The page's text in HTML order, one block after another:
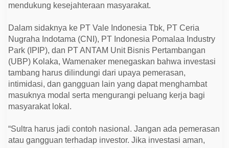
G
n
g
g
u
I
n
v
e
s
t
o
e
g
a
mendukung kesejahteraan masyarakat.
Dalam sidaknya ke PT Vale Indonesia Tbk, PT Ceria
Nugraha Indotama (CNI), PT Indonesia Pomalaa Industry
Park (IPIP), dan PT ANTAM Unit Bisnis Pertambangan
(UBP) Kolaka, Wamenaker menegaskan bahwa investasi
tambang harus dilindungi dari upaya pemerasan,
intimidasi, dan gangguan lain yang dapat menghambat
masuknya modal serta mengurangi peluang kerja bagi
masyarakat lokal.
“Sultra harus jadi contoh nasional. Jangan ada pemerasan
atau gangguan terhadap investor. Jika investasi aman,